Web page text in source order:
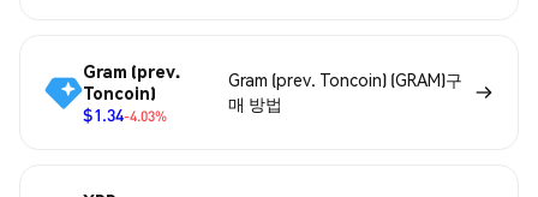
Gram (prev.
Toncoin)
$1.34-4.03%
Gram (prev. Toncoin) (GRAM)구
매 방법